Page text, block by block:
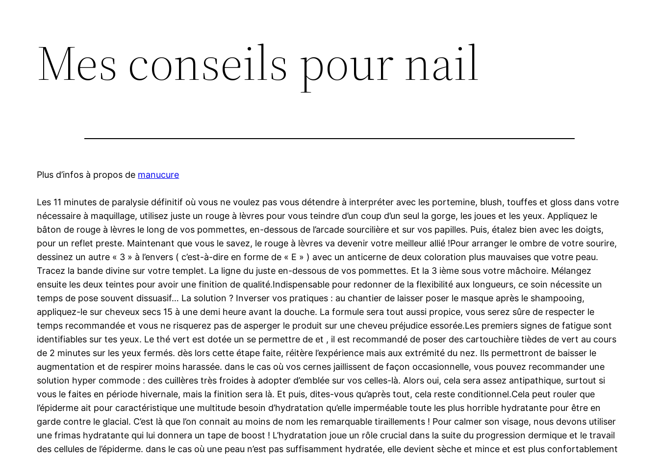
Mes conseils pour nail
Plus d’infos à propos de manucure
Les 11 minutes de paralysie définitif où vous ne voulez pas vous détendre à interpréter avec les portemine, blush, touffes et gloss dans votre
nécessaire à maquillage, utilisez juste un rouge à lèvres pour vous teindre d’un coup d’un seul la gorge, les joues et les yeux. Appliquez le
bâton de rouge à lèvres le long de vos pommettes, en-dessous de l’arcade sourcilière et sur vos papilles. Puis, étalez bien avec les doigts,
pour un reflet preste. Maintenant que vous le savez, le rouge à lèvres va devenir votre meilleur allié !Pour arranger le ombre de votre sourire,
dessinez un autre « 3 » à l’envers ( c’est-à-dire en forme de « E » ) avec un anticerne de deux coloration plus mauvaises que votre peau.
Tracez la bande divine sur votre templet. La ligne du juste en-dessous de vos pommettes. Et la 3 ième sous votre mâchoire. Mélangez
ensuite les deux teintes pour avoir une finition de qualité.Indispensable pour redonner de la flexibilité aux longueurs, ce soin nécessite un
temps de pose souvent dissuasif… La solution ? Inverser vos pratiques : au chantier de laisser poser le masque après le shampooing,
appliquez-le sur cheveux secs 15 à une demi heure avant la douche. La formule sera tout aussi propice, vous serez sûre de respecter le
temps recommandée et vous ne risquerez pas de asperger le produit sur une cheveu préjudice essorée.Les premiers signes de fatigue sont
identifiables sur tes yeux. Le thé vert est dotée un se permettre de et , il est recommandé de poser des cartouchière tièdes de vert au cours
de 2 minutes sur les yeux fermés. dès lors cette étape faite, réitère l’expérience mais aux extrémité du nez. Ils permettront de baisser le
augmentation et de respirer moins harassée. dans le cas où vos cernes jaillissent de façon occasionnelle, vous pouvez recommander une
solution hyper commode : des cuillères très froides à adopter d’emblée sur vos celles-là. Alors oui, cela sera assez antipathique, surtout si
vous le faites en période hivernale, mais la finition sera là. Et puis, dites-vous qu’après tout, cela reste conditionnel.Cela peut rouler que
l’épiderme ait pour caractéristique une multitude besoin d’hydratation qu’elle imperméable toute les plus horrible hydratante pour être en
garde contre le glacial. C’est là que l’on connait au moins de nom les remarquable tiraillements ! Pour calmer son visage, nous devons utiliser
une frimas hydratante qui lui donnera un tape de boost ! L’hydratation joue un rôle crucial dans la suite du progression dermique et le travail
des cellules de l’épiderme. dans le cas où une peau n’est pas suffisamment hydratée, elle devient sèche et mince et est plus confortablement